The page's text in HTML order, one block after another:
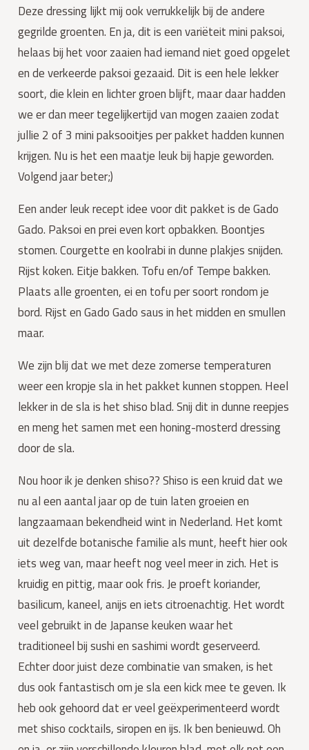
Deze dressing lijkt mij ook verrukkelijk bij de andere
gegrilde groenten. En ja, dit is een variëteit mini paksoi,
helaas bij het voor zaaien had iemand niet goed opgelet
en de verkeerde paksoi gezaaid. Dit is een hele lekker
soort, die klein en lichter groen blijft, maar daar hadden
we er dan meer tegelijkertijd van mogen zaaien zodat
jullie 2 of 3 mini paksooitjes per pakket hadden kunnen
krijgen. Nu is het een maatje leuk bij hapje geworden.
Volgend jaar beter;)
Een ander leuk recept idee voor dit pakket is de Gado
Gado. Paksoi en prei even kort opbakken. Boontjes
stomen. Courgette en koolrabi in dunne plakjes snijden.
Rijst koken. Eitje bakken. Tofu en/of Tempe bakken.
Plaats alle groenten, ei en tofu per soort rondom je
bord. Rijst en Gado Gado saus in het midden en smullen
maar.
We zijn blij dat we met deze zomerse temperaturen
weer een kropje sla in het pakket kunnen stoppen. Heel
lekker in de sla is het shiso blad. Snij dit in dunne reepjes
en meng het samen met een honing-mosterd dressing
door de sla.
Nou hoor ik je denken shiso?? Shiso is een kruid dat we
nu al een aantal jaar op de tuin laten groeien en
langzaamaan bekendheid wint in Nederland. Het komt
uit dezelfde botanische familie als munt, heeft hier ook
iets weg van, maar heeft nog veel meer in zich. Het is
kruidig en pittig, maar ook fris. Je proeft koriander,
basilicum, kaneel, anijs en iets citroenachtig. Het wordt
veel gebruikt in de Japanse keuken waar het
traditioneel bij sushi en sashimi wordt geserveerd.
Echter door juist deze combinatie van smaken, is het
dus ook fantastisch om je sla een kick mee te geven. Ik
heb ook gehoord dat er veel geëxperimenteerd wordt
met shiso cocktails, siropen en ijs. Ik ben benieuwd. Oh